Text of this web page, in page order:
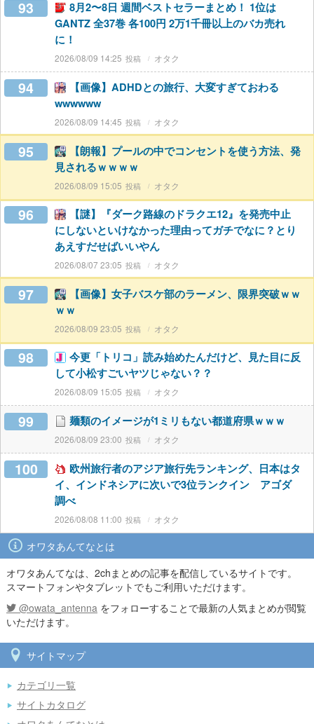
93
8月2〜8日 週間ベストセラーまとめ！ 1位は
GANTZ 全37巻 各100円 2万1千冊以上のバカ売れ
に！
2026/08/09 14:25 オタク
94
【画像】ADHDとの旅行、大変すぎておわる
wwwwww
2026/08/09 14:45 オタク
95
【朗報】プールの中でコンセントを使う方法、発
見されるｗｗｗｗ
2026/08/09 15:05 オタク
96
【謎】『ダーク路線のドラクエ12』を発売中止
にしないといけなかった理由ってガチでなに？とり
あえすだせばいいやん
2026/08/07 23:05 オタク
97
【画像】女子バスケ部のラーメン、限界突破ｗｗ
ｗｗ
2026/08/09 23:05 オタク
98
今更「トリコ」読み始めたんだけど、見た目に反
して小松すごいヤツじゃない？？
2026/08/09 15:05 オタク
99 麺類のイメージが1ミリもない都道府県ｗｗｗ
2026/08/09 23:00 オタク
100
欧州旅行者のアジア旅行先ランキング、日本はタ
イ、インドネシアに次いで3位ランクイン アゴダ
調べ
2026/08/08 11:00 オタク
オワタあんてなとは
オワタあんてなは、2chまとめの記事を配信しているサイトです。
スマートフォンやタブレットでもご利用いただけます。
@owata_antenna をフォローすることで最新の人気まとめが閲覧
いただけます。
サイトマップ
カテゴリ一覧
サイトカタログ